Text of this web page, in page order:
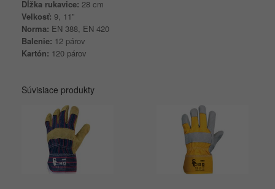
Dĺžka rukavice: 28 cm
Velkosť: 9, 11”
Norma: EN 388, EN 420
Balenie: 12 párov
Kartón: 120 párov
Súvisiace produkty